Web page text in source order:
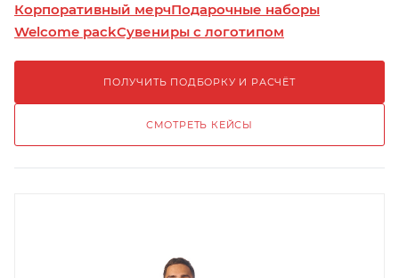
Корпоративный мерчПодарочные наборы
Welcome packСувениры с логотипом
ПОЛУЧИТЬ ПОДБОРКУ И РАСЧЁТ
СМОТРЕТЬ КЕЙСЫ